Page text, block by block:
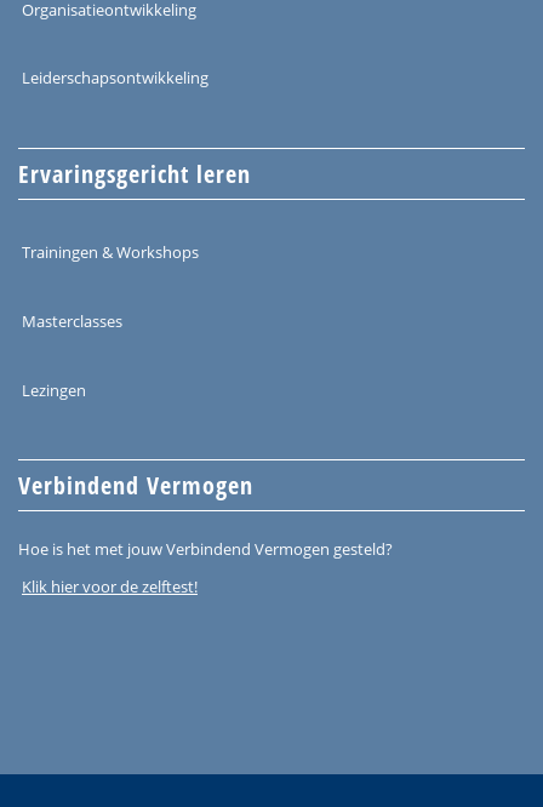
Organisatieontwikkeling
Leiderschapsontwikkeling
Ervaringsgericht leren
Trainingen & Workshops
Masterclasses
Lezingen
Verbindend Vermogen
Hoe is het met jouw Verbindend Vermogen gesteld?
Klik hier voor de zelftest!